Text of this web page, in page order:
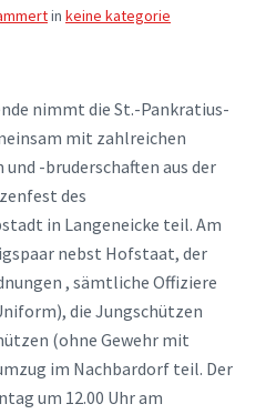
in keine kategorie
nimmt die St.-Pankratius-
mit zahlreichen
-bruderschaften aus der
des
in Langeneicke teil. Am
nebst Hofstaat, der
, sämtliche Offiziere
die Jungschützen
(ohne Gewehr mit
im Nachbardorf teil. Der
um 12.00 Uhr am